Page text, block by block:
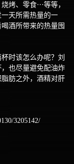
烤、零食⋯等等，
天所需热量的一
酒所带来的热量囤
时该怎么办呢？刘
也尽量避免配油炸
肪之外，酒精对肝
3205142/